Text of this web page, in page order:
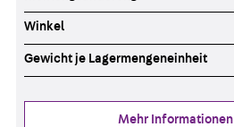
Winkel
Gewicht je Lagermengeneinheit
Mehr Informationen